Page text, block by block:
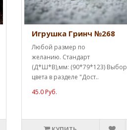
Игрушка Гринч №268
Любой размер по
желанию. Стандарт
(Д*Ш*В),мм: (90*79*123) Выбор
цвета в разделе "Дост..
45.0 Руб.